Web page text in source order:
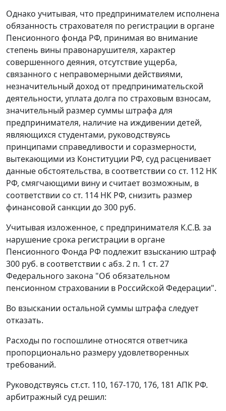
Однако учитывая, что предпринимателем исполнена
обязанность страхователя по регистрации в органе
Пенсионного фонда РФ, принимая во внимание
степень вины правонарушителя, характер
совершенного деяния, отсутствие ущерба,
связанного с неправомерными действиями,
незначительный доход от предпринимательской
деятельности, уплата долга по страховым взносам,
значительный размер суммы штрафа для
предпринимателя, наличие на иждивении детей,
являющихся студентами, руководствуясь
принципами справедливости и соразмерности,
вытекающими из Конституции РФ, суд расценивает
данные обстоятельства, в соответствии со ст. 112 НК
РФ, смягчающими вину и считает возможным, в
соответствии со ст. 114 НК РФ, снизить размер
финансовой санкции до 300 руб.
Учитывая изложенное, с предпринимателя К.С.В. за
нарушение срока регистрации в органе
Пенсионного Фонда РФ подлежит взысканию штраф
300 руб. в соответствии с абз. 2 п. 1 ст. 27
Федерального закона "Об обязательном
пенсионном страховании в Российской Федерации".
Во взыскании остальной суммы штрафа следует
отказать.
Расходы по госпошлине относятся ответчика
пропорционально размеру удовлетворенных
требований.
Руководствуясь ст.ст. 110, 167-170, 176, 181 АПК РФ.
арбитражный суд решил: